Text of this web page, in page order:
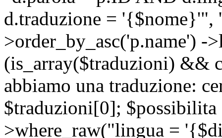
d.traduzione = '{$nome}'",
>order_by_asc('p.name')
(is_array($traduzioni) &&
abbiamo una traduzione:
$traduzioni[0];
>where_raw("lingua =